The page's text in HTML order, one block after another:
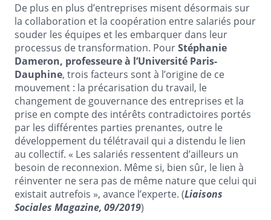
De plus en plus d’entreprises misent désormais sur
la collaboration et la coopération entre salariés pour
souder les équipes et les embarquer dans leur
processus de transformation. PourStéphanie
Dameron, professeure à l’Université Paris-
Dauphine, trois facteurs sont à l’origine de ce
mouvement : la précarisation du travail, le
changement de gouvernance des entreprises et la
prise en compte des intérêts contradictoires portés
par les différentes parties prenantes, outre le
développement du télétravail qui a distendu le lien
au collectif. « Les salariés ressentent d’ailleurs un
besoin de reconnexion. Même si, bien sûr, le lien à
réinventer ne sera pas de même nature que celui qui
existait autrefois », avance l’experte. (Liaisons
Sociales Magazine, 09/2019)